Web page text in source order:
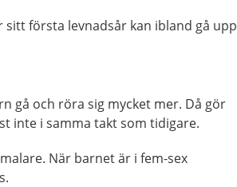
sitt första levnadsår kan ibland gå upp
gå och röra sig mycket mer. Då gör
inte i samma takt som tidigare.
När barnet är i fem-sex